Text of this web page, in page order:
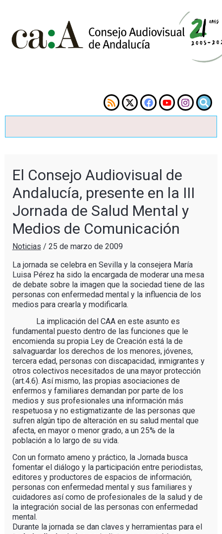
El Consejo Audiovisual de
Andalucía, presente en la III
Jornada de Salud Mental y
Medios de Comunicación
Noticias / 25 de marzo de 2009
La jornada se celebra en Sevilla y la consejera María
Luisa Pérez ha sido la encargada de moderar una mesa
de debate sobre la imagen que la sociedad tiene de las
personas con enfermedad mental y la influencia de los
medios para crearla y modificarla.
La implicación del CAA en este asunto es
fundamental puesto dentro de las funciones que le
encomienda su propia Ley de Creación está la de
salvaguardar los derechos de los menores, jóvenes,
tercera edad, personas con discapacidad, inmigrantes y
otros colectivos necesitados de una mayor protección
(art.4.6). Así mismo, las propias asociaciones de
enfermos y familiares demandan por parte de los
medios y sus profesionales una información más
respetuosa y no estigmatizante de las personas que
sufren algún tipo de alteración en su salud mental que
afecta, en mayor o menor grado, a un 25% de la
población a lo largo de su vida.
Con un formato ameno y práctico, la Jornada busca
fomentar el diálogo y la participación entre periodistas,
editores y productores de espacios de información,
personas con enfermedad mental y sus familiares y
cuidadores así como de profesionales de la salud y de
la integración social de las personas con enfermedad
mental.
Durante la jornada se dan claves y herramientas para el